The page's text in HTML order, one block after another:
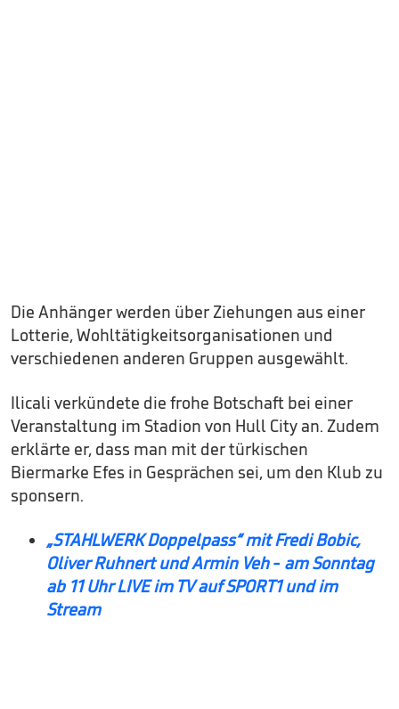
Die Anhänger werden über Ziehungen aus einer
Lotterie, Wohltätigkeitsorganisationen und
verschiedenen anderen Gruppen ausgewählt.
Ilicali verkündete die frohe Botschaft bei einer
Veranstaltung im Stadion von Hull City an. Zudem
erklärte er, dass man mit der türkischen
Biermarke Efes in Gesprächen sei, um den Klub zu
sponsern.
„STAHLWERK Doppelpass“ mit Fredi Bobic,
Oliver Ruhnert und Armin Veh - am Sonntag
ab 11 Uhr LIVE im TV auf SPORT1 und im
Stream